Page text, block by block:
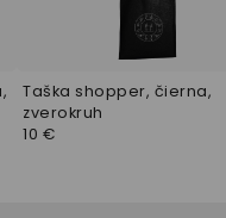
Taška shopper, čierna,
zverokruh
10 €